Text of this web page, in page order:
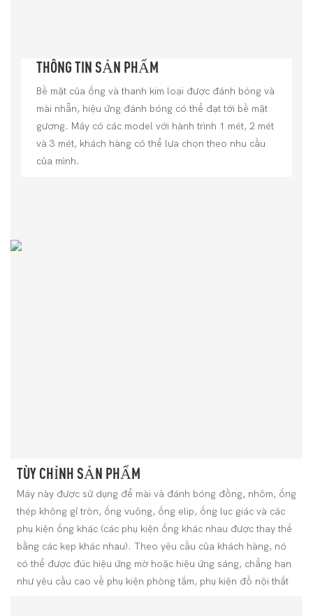
THÔNG TIN SẢN PHẨM
Bề mặt của ống và thanh kim loại được đánh bóng và
mài nhẵn, hiệu ứng đánh bóng có thể đạt tới bề mặt
gương. Máy có các model với hành trình 1 mét, 2 mét
và 3 mét, khách hàng có thể lựa chọn theo nhu cầu
của mình.
TÙY CHỈNH SẢN PHẨM
Máy này được sử dụng để mài và đánh bóng đồng, nhôm, ống
thép không gỉ tròn, ống vuông, ống elip, ống lục giác và các
phụ kiện ống khác (các phụ kiện ống khác nhau được thay thế
bằng các kẹp khác nhau). Theo yêu cầu của khách hàng, nó
có thể được đúc hiệu ứng mờ hoặc hiệu ứng sáng, chẳng hạn
như yêu cầu cao về phụ kiện phòng tắm, phụ kiện đồ nội thất